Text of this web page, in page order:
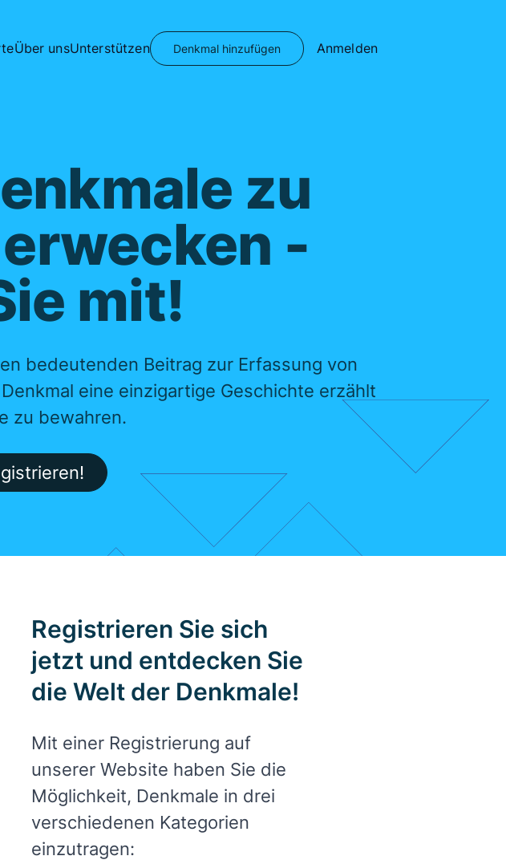
Über unsUnterstützen Denkmal hinzufügen Anmelden
zu
-
mit!
bedeutenden Beitrag zur Erfassung von
eine einzigartige Geschichte erzählt
zu bewahren.
Registrieren Sie sich
jetzt und entdecken Sie
die Welt der Denkmale!
Mit einer Registrierung auf
unserer Website haben Sie die
Möglichkeit, Denkmale in drei
verschiedenen Kategorien
einzutragen: